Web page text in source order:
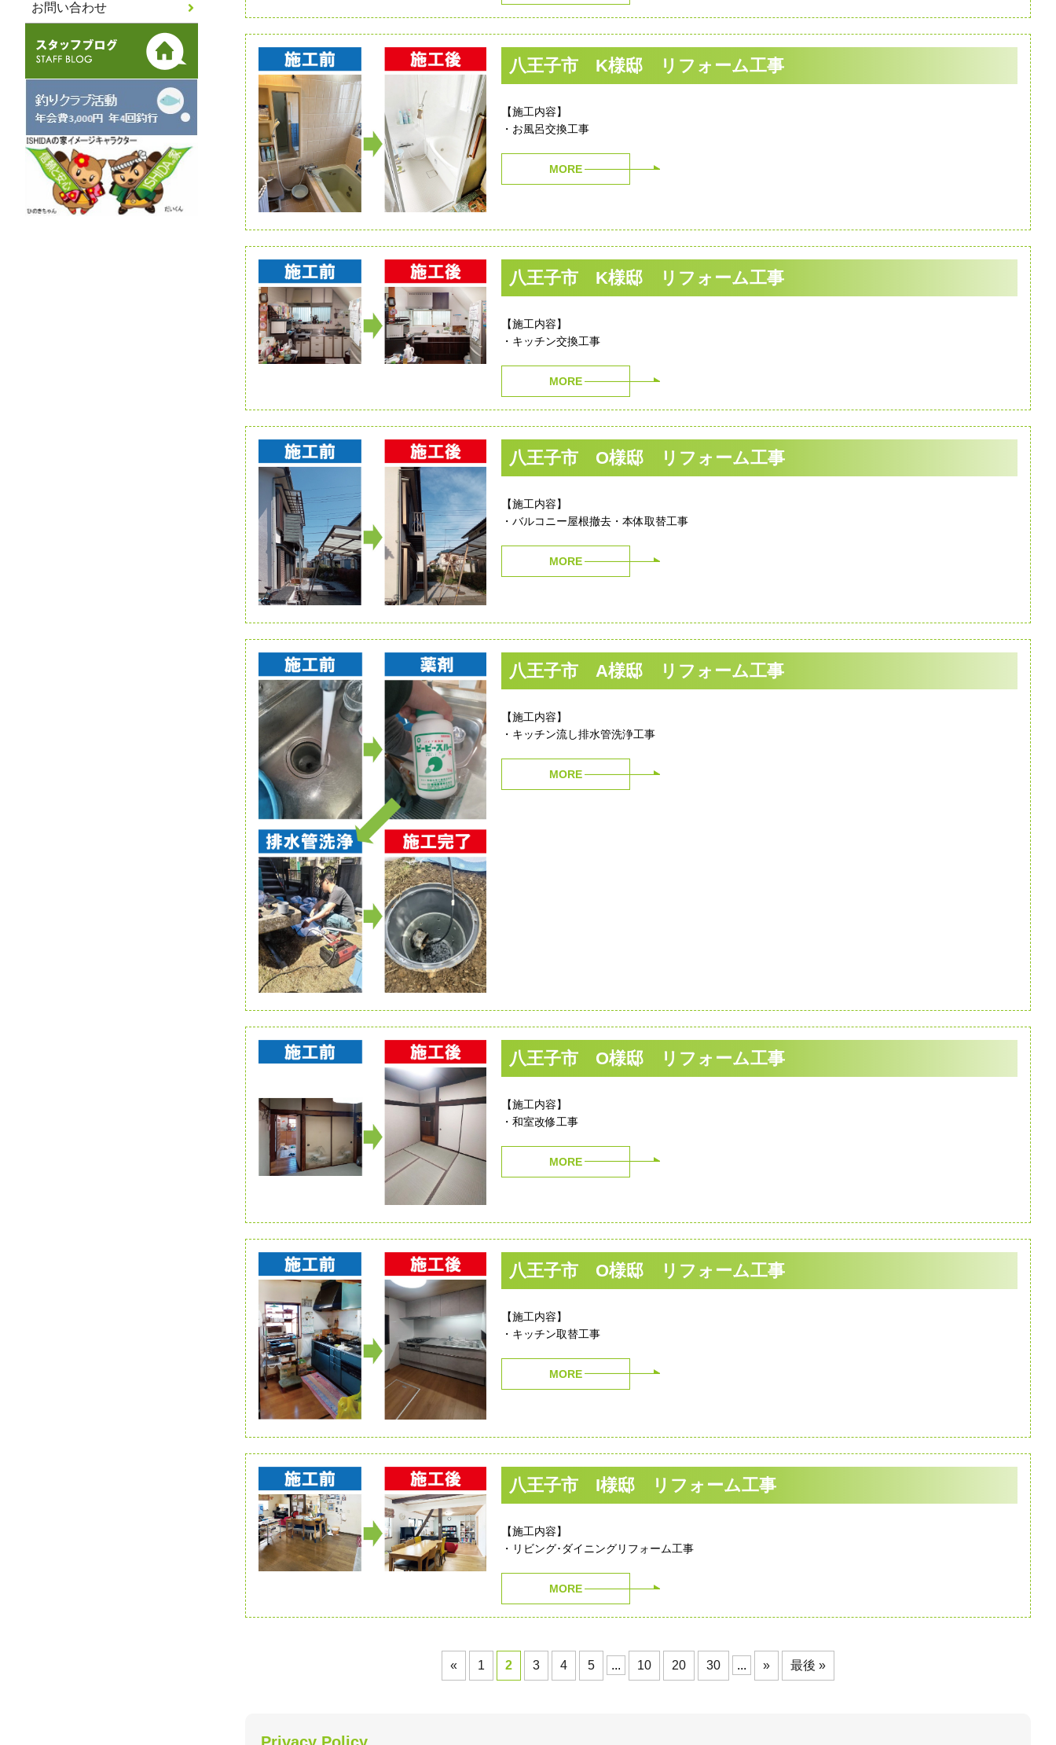
お問い合わせ
八王子市 K様邸 リフォーム工事
【施工内容】
・お風呂交換工事
MORE
八王子市 K様邸 リフォーム工事
【施工内容】
・キッチン交換工事
MORE
八王子市 O様邸 リフォーム工事
【施工内容】
・バルコニー屋根撤去・本体取替工事
MORE
八王子市 A様邸 リフォーム工事
【施工内容】
・キッチン流し排水管洗浄工事
MORE
八王子市 O様邸 リフォーム工事
【施工内容】
・和室改修工事
MORE
八王子市 O様邸 リフォーム工事
【施工内容】
・キッチン取替工事
MORE
八王子市 I様邸 リフォーム工事
【施工内容】
・リビング･ダイニングリフォーム工事
MORE
« 1 2 3 4 5 ... 10 20 30 ... » 最後 »